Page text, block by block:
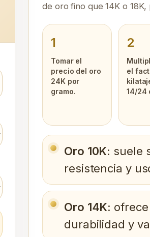
de oro fino que 14K o
1
Tomar el
precio del oro
24K por
gramo.
2
el
14/24
Oro 10K: suele
resistencia y
Oro 14K:
durabilidad y